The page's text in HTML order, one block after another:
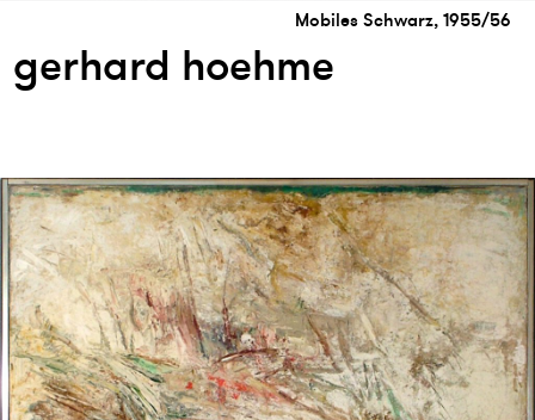
Mobiles Schwarz, 1955/56
gerhard hoehme